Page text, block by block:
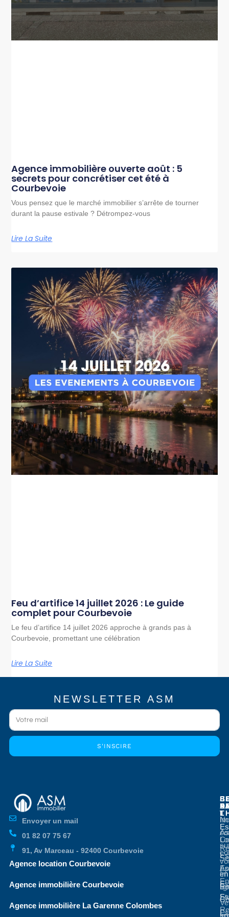
Agence immobilière ouverte août : 5
secrets pour concrétiser cet été à
Courbevoie
Vous pensez que le marché immobilier s’arrête de tourner
durant la pause estivale ? Détrompez-vous
Lire La Suite
Feu d’artifice 14 juillet 2026 : Le guide
complet pour Courbevoie
Le feu d’artifice 14 juillet 2026 approche à grands pas à
Courbevoie, promettant une célébration
Lire La Suite
NEWSLETTER ASM
S'INSCIRE
Envoyer un mail
01 82 07 75 67
91, Av Marceau - 92400 Courbevoie
Agence location Courbevoie
Agence immobilière Courbevoie
Agence immobilière La Garenne Colombes
en